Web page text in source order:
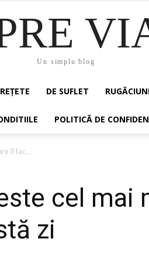
Un simplu blog
REȚETE DE SUFLET
POLITICĂ DE
îl fac...
cel mai
zi